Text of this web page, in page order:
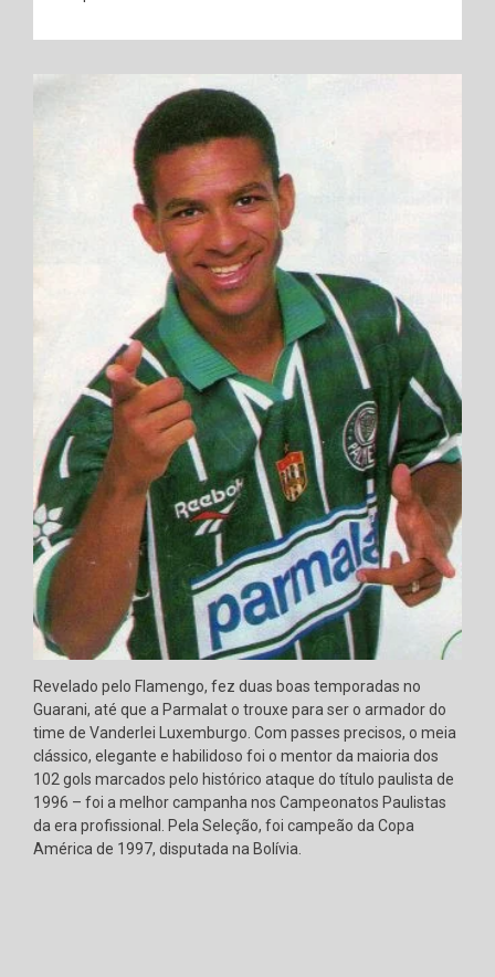
Revelado pelo Flamengo, fez duas boas temporadas no
Guarani, até que a Parmalat o trouxe para ser o armador do
time de Vanderlei Luxemburgo. Com passes precisos, o meia
clássico, elegante e habilidoso foi o mentor da maioria dos
102 gols marcados pelo histórico ataque do título paulista de
1996 – foi a melhor campanha nos Campeonatos Paulistas
da era profissional. Pela Seleção, foi campeão da Copa
América de 1997, disputada na Bolívia.